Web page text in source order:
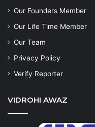
Our Founders Member
Our Life Time Member
Our Team
Privacy Policy
Verify Reporter
VIDROHI AWAZ